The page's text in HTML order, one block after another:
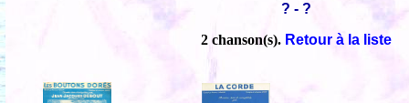
? - ?
2 chanson(s). Retour à la liste